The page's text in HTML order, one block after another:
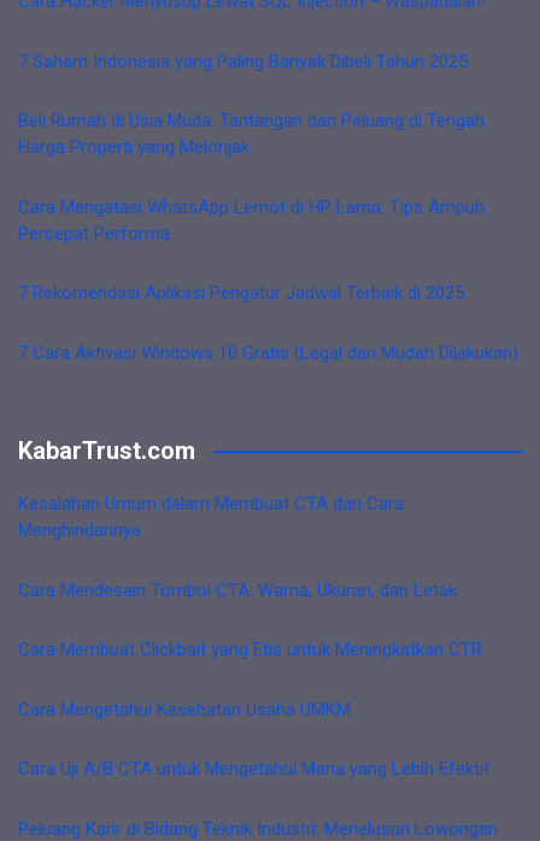
7 Saham Indonesia yang Paling Banyak Dibeli Tahun 2025
Beli Rumah di Usia Muda: Tantangan dan Peluang di Tengah
Harga Properti yang Melonjak
Cara Mengatasi WhatsApp Lemot di HP Lama: Tips Ampuh
Percepat Performa
7 Rekomendasi Aplikasi Pengatur Jadwal Terbaik di 2025
7 Cara Aktivasi Windows 10 Gratis (Legal dan Mudah Dilakukan)
KabarTrust.com
Kesalahan Umum dalam Membuat CTA dan Cara
Menghindarinya
Cara Mendesain Tombol CTA: Warna, Ukuran, dan Letak
Cara Membuat Clickbait yang Etis untuk Meningkatkan CTR
Cara Mengetahui Kesehatan Usaha UMKM
Cara Uji A/B CTA untuk Mengetahui Mana yang Lebih Efektif
Peluang Karir di Bidang Teknik Industri: Menelusuri Lowongan